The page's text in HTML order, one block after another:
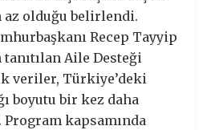
az olduğu belirlendi.
Recep Tayyip
Aile Desteği
veriler, Türkiye’deki
boyutu bir kez daha
kapsamında